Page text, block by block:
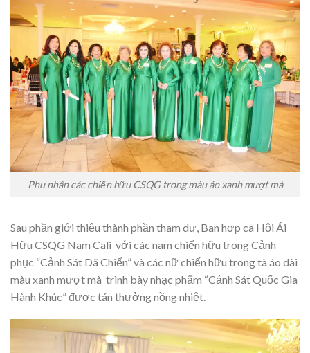
Phu nhân các chiến hữu CSQG trong màu áo xanh mượt mà
Sau phần giới thiệu thành phần tham dự, Ban hợp ca Hội Ái
Hữu CSQG Nam Cali với các nam chiến hữu trong Cảnh
phục “Cảnh Sát Dã Chiến” và các nữ chiến hữu trong tà áo dài
màu xanh mượt mà trình bày nhạc phẩm “Cảnh Sát Quốc Gia
Hành Khúc” được tán thưởng nồng nhiệt.